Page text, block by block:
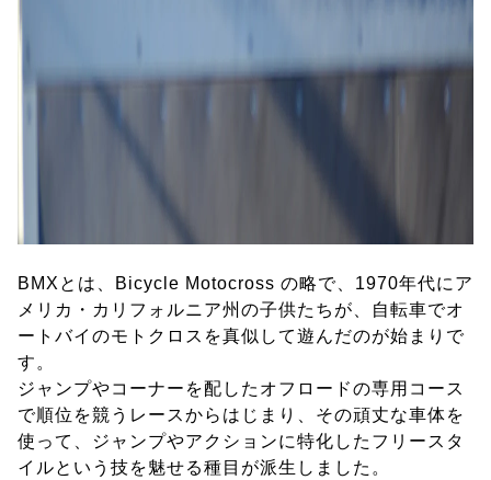
BMXとは、Bicycle Motocross の略で、1970年代にア
メリカ・カリフォルニア州の子供たちが、自転車でオ
ートバイのモトクロスを真似して遊んだのが始まりで
す。
ジャンプやコーナーを配したオフロードの専用コース
で順位を競うレースからはじまり、その頑丈な車体を
使って、ジャンプやアクションに特化したフリースタ
イルという技を魅せる種目が派生しました。